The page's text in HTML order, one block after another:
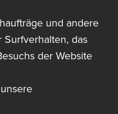
und andere
das
der Website